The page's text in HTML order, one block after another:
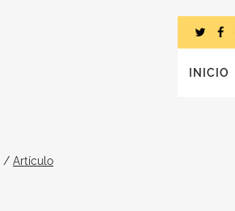
INICIO
/ Artículo